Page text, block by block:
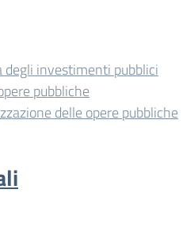
investimenti pubblici
pubbliche
delle opere pubbliche